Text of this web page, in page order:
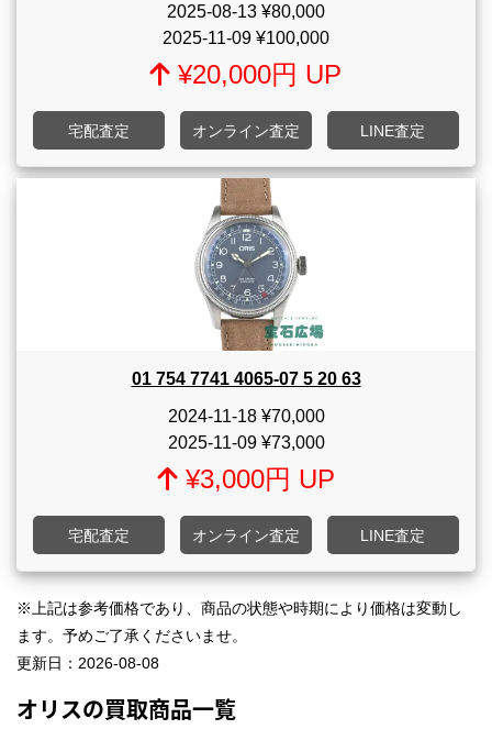
2025-08-13 ¥80,000
2025-11-09 ¥100,000
¥20,000円 UP
宅配査定 オンライン査定 LINE査定
01 754 7741 4065-07 5 20 63
2024-11-18¥70,000
2025-11-09¥73,000
¥3,000円 UP
宅配査定 オンライン査定 LINE査定
※上記は参考価格であり、商品の状態や時期により価格は変動し
ます。予めご了承くださいませ。
更新日： 2026-08-08
オリスの買取商品一覧